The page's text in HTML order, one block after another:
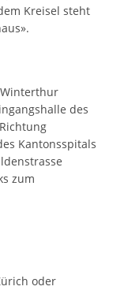
Kreisel steht
des
Kantonsspitals
zum
oder